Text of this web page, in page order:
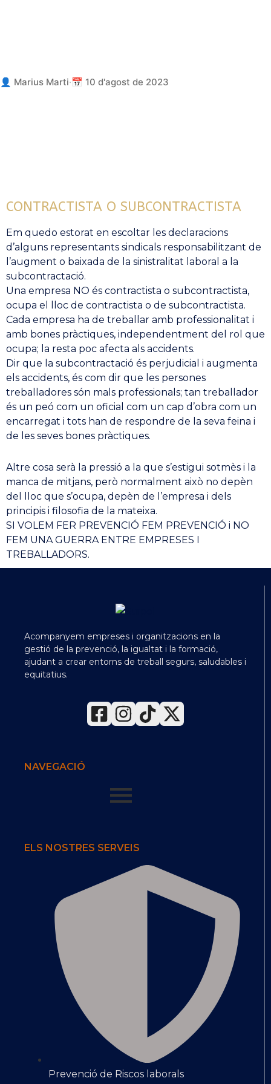
👤 Marius Marti·📅 10 d'agost de 2023
CONTRACTISTA O SUBCONTRACTISTA
Em quedo estorat en escoltar les declaracions
d’alguns representants sindicals responsabilitzant de
l’augment o baixada de la sinistralitat laboral a la
subcontractació.
Una empresa NO és contractista o subcontractista,
ocupa el lloc de contractista o de subcontractista.
Cada empresa ha de treballar amb professionalitat i
amb bones pràctiques, independentment del rol que
ocupa; la resta poc afecta als accidents.
Dir que la subcontractació és perjudicial i augmenta
els accidents, és com dir que les persones
treballadores són mals professionals; tan treballador
és un peó com un oficial com un cap d’obra com un
encarregat i tots han de respondre de la seva feina i
de les seves bones pràctiques.
Altre cosa serà la pressió a la que s’estigui sotmès i la
manca de mitjans, però normalment això no depèn
del lloc que s’ocupa, depèn de l’empresa i dels
principis i filosofia de la mateixa.
SI VOLEM FER PREVENCIÓ FEM PREVENCIÓ i NO
FEM UNA GUERRA ENTRE EMPRESES I
TREBALLADORS.
Acompanyem empreses i organitzacions en la
gestió de la prevenció, la igualtat i la formació,
ajudant a crear entorns de treball segurs, saludables i
equitatius.
NAVEGACIÓ
ELS NOSTRES SERVEIS
Prevenció de Riscos laborals